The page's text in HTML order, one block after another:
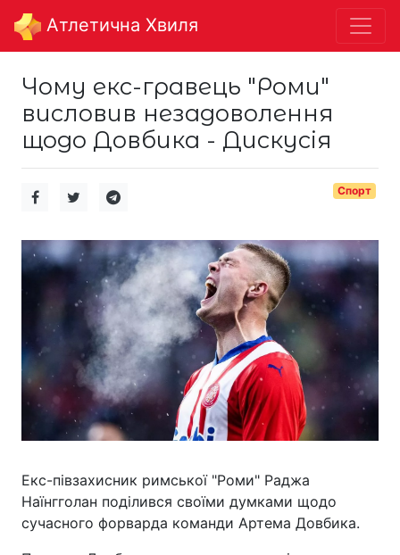
Aтлетична Хвиля
Чому екс-гравець "Роми"
висловив незадоволення
щодо Довбика - Дискусія
Спорт
Екс-півзахисник римської "Роми" Раджа
Наїнгголан поділився своїми думками щодо
сучасного форварда команди Артема Довбика.